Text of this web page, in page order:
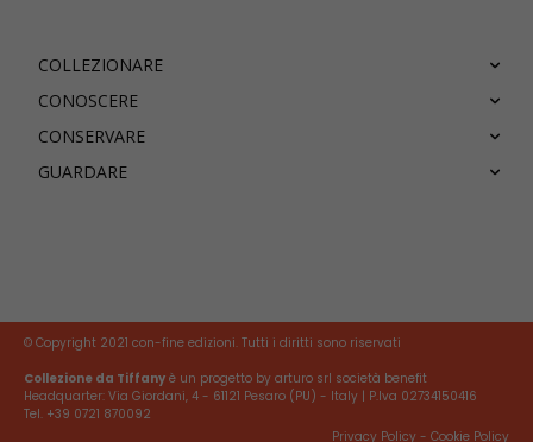
COLLEZIONARE
CONOSCERE
CONSERVARE
GUARDARE
© Copyright 2021 con-fine edizioni. Tutti i diritti sono riservati
Collezione da Tiffany è un progetto by arturo srl società benefit
Headquarter: Via Giordani, 4 - 61121 Pesaro (PU) - Italy | P.Iva 02734150416
Tel. +39 0721 870092
Privacy Policy - Cookie Policy